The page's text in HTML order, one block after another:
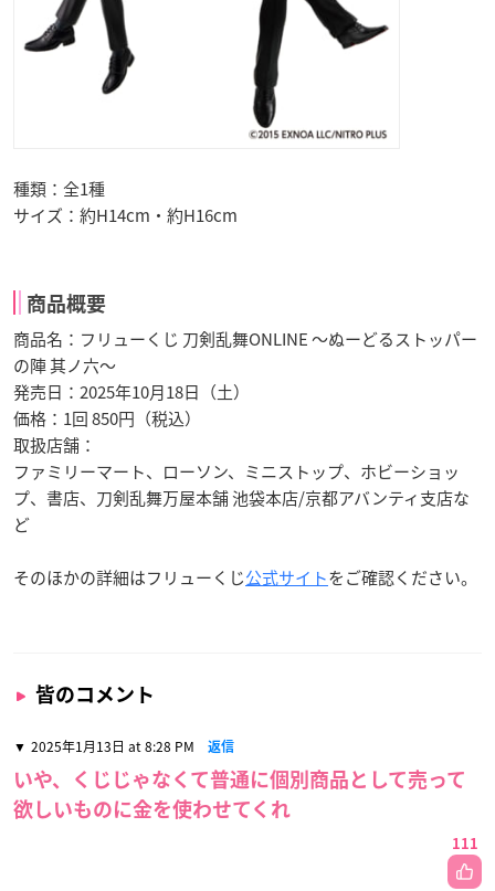
種類：全1種
サイズ：約H14cm・約H16cm
商品概要
商品名：フリューくじ 刀剣乱舞ONLINE ～ぬーどるストッパー
の陣 其ノ六～
発売日：2025年10月18日（土）
価格：1回 850円（税込）
取扱店舗：
ファミリーマート、ローソン、ミニストップ、ホビーショッ
プ、書店、刀剣乱舞万屋本舗 池袋本店/京都アバンティ支店な
ど
そのほかの詳細はフリューくじ公式サイトをご確認ください。
皆のコメント
2025年1月13日 at 8:28 PM 返信
いや、くじじゃなくて普通に個別商品として売って
欲しいものに金を使わせてくれ
111